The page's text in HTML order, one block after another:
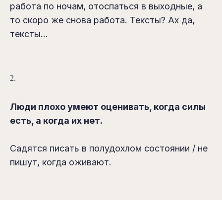
работа по ночам, отоспаться в выходные, а
то скоро же снова работа. Тексты? Ах да,
тексты...
2.
Люди плохо умеют оценивать, когда силы
есть, а когда их нет.
Садятся писать в полудохлом состоянии / не
пишут, когда оживают.